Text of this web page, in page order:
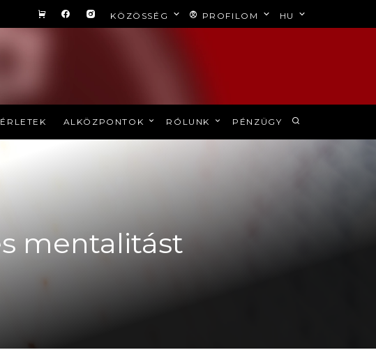
KÖZÖSSÉG PROFILOM HU
ALKÖZPONTOK RÓLUNK PÉNZÜGY
mentalitást